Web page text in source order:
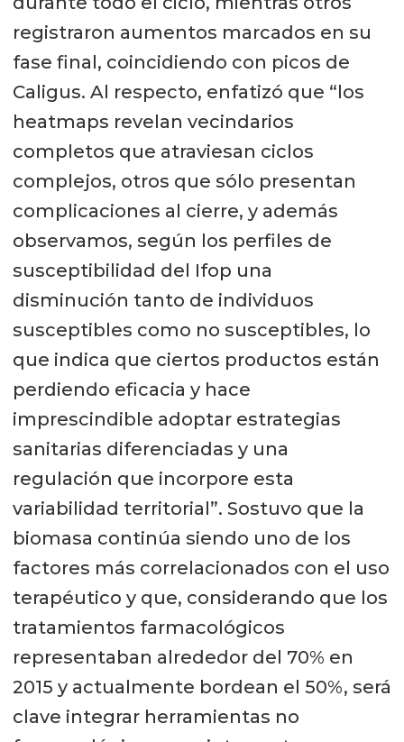
registraron aumentos marcados en su
fase final, coincidiendo con picos de
Caligus. Al respecto, enfatizó que “los
heatmaps revelan vecindarios
completos que atraviesan ciclos
complejos, otros que sólo presentan
complicaciones al cierre, y además
observamos, según los perfiles de
susceptibilidad del Ifop una
disminución tanto de individuos
susceptibles como no susceptibles, lo
que indica que ciertos productos están
perdiendo eficacia y hace
imprescindible adoptar estrategias
sanitarias diferenciadas y una
regulación que incorpore esta
variabilidad territorial”. Sostuvo que la
biomasa continúa siendo uno de los
factores más correlacionados con el uso
terapéutico y que, considerando que los
tratamientos farmacológicos
representaban alrededor del 70% en
2015 y actualmente bordean el 50%, será
clave integrar herramientas no